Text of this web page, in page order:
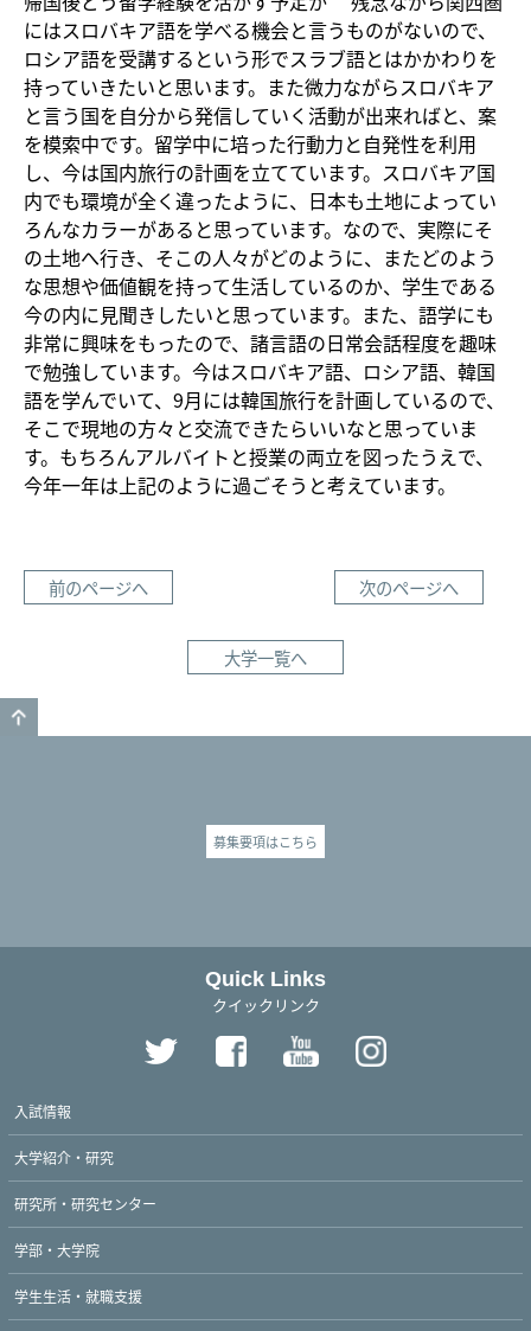
にはスロバキア語を学べる機会と言うものがないので、
ロシア語を受講するという形でスラブ語とはかかわりを
持っていきたいと思います。また微力ながらスロバキア
と言う国を自分から発信していく活動が出来ればと、案
を模索中です。留学中に培った行動力と自発性を利用
し、今は国内旅行の計画を立てています。スロバキア国
内でも環境が全く違ったように、日本も土地によってい
ろんなカラーがあると思っています。なので、実際にそ
の土地へ行き、そこの人々がどのように、またどのよう
な思想や価値観を持って生活しているのか、学生である
今の内に見聞きしたいと思っています。また、語学にも
非常に興味をもったので、諸言語の日常会話程度を趣味
で勉強しています。今はスロバキア語、ロシア語、韓国
語を学んでいて、9月には韓国旅行を計画しているので、
そこで現地の方々と交流できたらいいなと思っていま
す。もちろんアルバイトと授業の両立を図ったうえで、
今年一年は上記のように過ごそうと考えています。
前のページへ 次のページへ
大学一覧へ
募集要項はこちら
Quick Links
クイックリンク
入試情報
大学紹介・研究
研究所・研究センター
学部・大学院
学生生活・就職支援